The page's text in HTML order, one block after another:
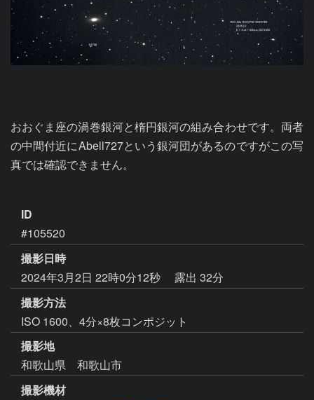
おおぐま座の渦巻銀河と楕円銀河の組み合わせです。両者
の中間付近にAbell727という銀河団があるのですがこの写
真では確認できません。
ID
#105520
撮影日時
2024年3月2日 22時0分12秒
露出 32分
撮影方法
ISO 1600、4分×8枚コンポジット
撮影地
和歌山県 和歌山市
撮影機材